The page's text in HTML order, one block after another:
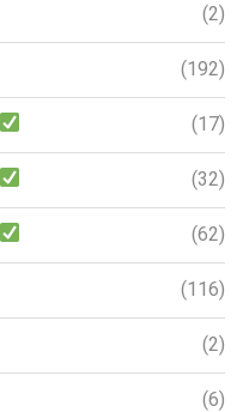
(2)
(192)
(17)
(32)
(62)
(116)
(2)
(6)